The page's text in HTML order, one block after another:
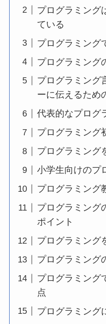
プログラミング
ている
プログラミング
プログラミング
プログラミング
ーに伝えるため
代表的なプログ
プログラミング
プログラミング
小学生向けのプ
プログラミング
プログラミング
ポイント
プログラミング
プログラミング
プログラミング
点
プログラミング